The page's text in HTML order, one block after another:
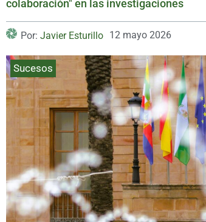
colaboración" en las investigaciones
Por: Javier Esturillo 12 mayo 2026
Sucesos